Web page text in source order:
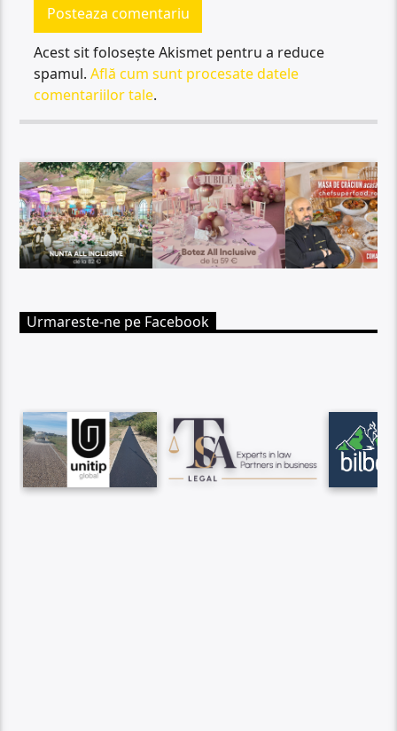
Acest sit folosește Akismet pentru a reduce
spamul.Află cum sunt procesate datele
comentariilor tale.
Urmareste-ne pe Facebook